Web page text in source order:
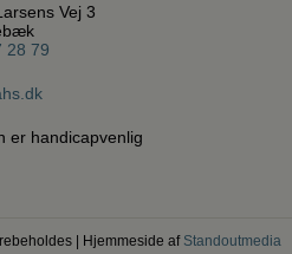
Vej 3
28 79
er handicapvenlig
| Hjemmeside af Standoutmedia